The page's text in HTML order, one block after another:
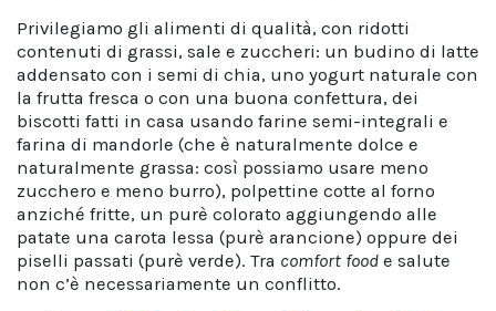
Privilegiamo gli alimenti di qualità, con ridotti
contenuti di grassi, sale e zuccheri: un budino di latte
addensato con i semi di chia, uno yogurt naturale con
la frutta fresca o con una buona confettura, dei
biscotti fatti in casa usando farine semi-integrali e
farina di mandorle (che è naturalmente dolce e
naturalmente grassa: così possiamo usare meno
zucchero e meno burro), polpettine cotte al forno
anziché fritte, un purè colorato aggiungendo alle
patate una carota lessa (purè arancione) oppure dei
piselli passati (purè verde). Tra comfort food e salute
non c’è necessariamente un conflitto.